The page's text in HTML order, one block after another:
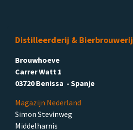
Distilleerderij & Bierbrouwerij
Brouwhoeve
Carrer Watt 1
03720 Benissa - Spanje
Magazijn Nederland
Simon Stevinweg
Middelharnis